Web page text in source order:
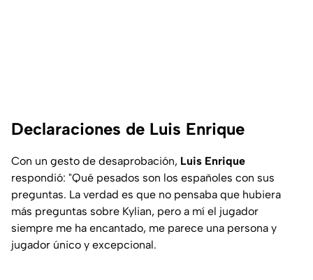
Declaraciones de Luis Enrique
Con un gesto de desaprobación, Luis Enrique
respondió: "Qué pesados son los españoles con sus
preguntas. La verdad es que no pensaba que hubiera
más preguntas sobre Kylian, pero a mí el jugador
siempre me ha encantado, me parece una persona y
jugador único y excepcional.